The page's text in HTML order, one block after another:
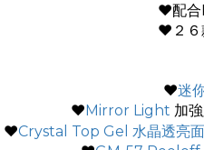
❤配合
❤２６
♥迷
♥Mirror Light 加
♥Crystal Top Gel 水晶透亮